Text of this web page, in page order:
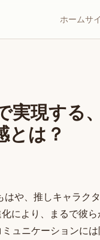
ホームサ
現する
とは？
や、推しキャラク
により、まるで彼
ュニケーションに